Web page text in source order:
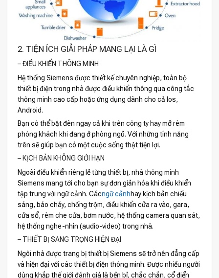
2. TIỆN ÍCH GIẢI PHÁP MANG LẠI LÀ GÌ
– ĐIỀU KHIỂN THÔNG MINH
Hệ thống Siemens được thiết kế chuyên nghiệp, toàn bộ
thiết bị điện trong nhà được điều khiển thông qua công tắc
thông minh cao cấp hoặc ứng dụng dành cho cả Ios,
Android.
Bạn có thể bật đèn ngay cả khi trên công ty hay mở rèm
phòng khách khi đang ở phòng ngủ. Với những tính năng
trên sẽ giúp bạn có một cuộc sống thật tiện lợi.
– KỊCH BẢN KHÔNG GIỚI HẠN
Ngoài điều khiển riêng lẻ từng thiết bị, nhà thông minh
Siemens mang tới cho bạn sự đơn giản hóa khi điều khiển
tập trung với ngữ cảnh. Cácngữ cảnhhay kịch bản chiếu
sáng, báo cháy, chống trộm, điều khiển cửa ra vào, gara,
cửa sổ, rèm che cửa, bơm nước, hệ thống camera quan sát,
hệ thống nghe-nhìn (audio-video) trong nhà.
– THIẾT BỊ SANG TRỌNG HIỆN ĐẠI
Ngôi nhà được trang bị thiết bị Siemens sẽ trở nên đẳng cấp
và hiện đại với các thiết bị điện thông minh. Được nhiều người
dùng khắp thế giới đánh giá là bền bỉ, chắc chắn, cổ điển